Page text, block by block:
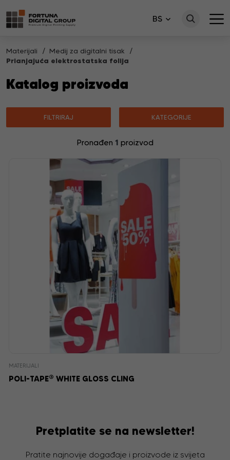
BS
Materijali
Medij za digitalni tisak
Prianjajuća elektrostatska folija
Katalog proizvoda
FILTRIRAJ KATEGORIJE
Pronađen 1 proizvod
MATERIJALI
POLI-TAPE® WHITE GLOSS CLING
Pretplatite se na newsletter!
Pratite najnovije događaje i proizvode iz svijeta